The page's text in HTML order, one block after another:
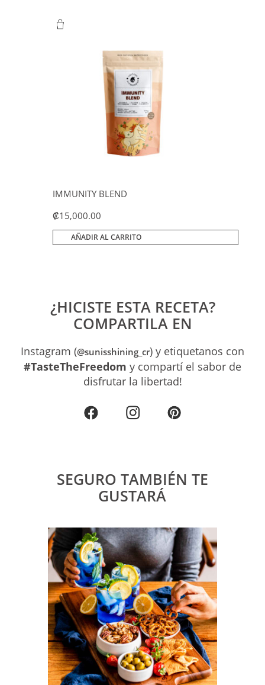
IMMUNITY BLEND
₡15,000.00
AÑADIR AL CARRITO
¿HICISTE ESTA RECETA?
COMPARTILA EN
Instagram (@sunisshining_cr) y etiquetanos con
#TasteTheFreedom y compartí el sabor de
disfrutar la libertad!
SEGURO TAMBIÉN TE
GUSTARÁ